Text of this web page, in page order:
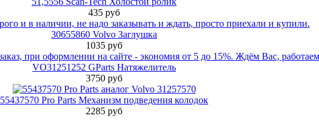
435 руб
30655860 Volvo Заглушка
1035 руб
VO31251252 GParts Натяжелитель
3750 руб
55437570 Pro Parts Механизм подведения колодок
2285 руб